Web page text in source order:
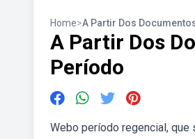
Home>A Partir Dos
A Partir Dos
Período
Webo período regencial, que